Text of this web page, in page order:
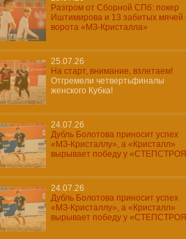
Разгром от Сборной СПб: покер
Иштимирова и 13 забитых мячей
ворота «МЗ-Кристалла»
25.07.26
На старт, внимание, взлетаем!
Отгремели четвертьфиналы
женского Кубка!
24.07.26
Дубль Болотова приносит успех
«МЗ-Кристаллу», а «Кристалл»
вырывает победу у
24.07.26
Дубль Болотова приносит успех
«МЗ-Кристаллу», а «Кристалл»
вырывает победу у